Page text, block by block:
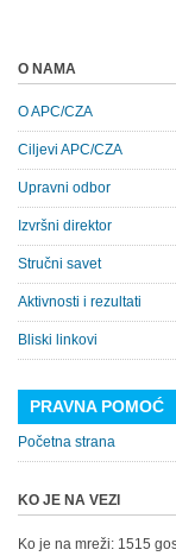
O NAMA
O APC/CZA
Ciljevi APC/CZA
Upravni odbor
Izvršni direktor
Stručni savet
Aktivnosti i rezultati
Bliski linkovi
PRAVNA POMOĆ
Početna strana
KO JE NA VEZI
Ko je na mreži: 1515